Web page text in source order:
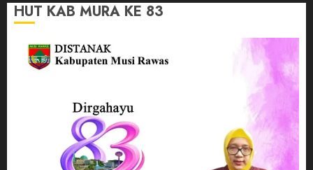
HUT KAB MURA KE 83